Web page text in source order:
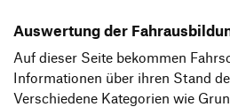
Auswertung der
Auf dieser Seite bekommen
Informationen über ihren Stand
Verschiedene Kategorien wie